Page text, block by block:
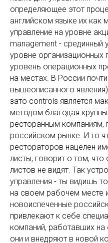
определяющее этот
английском языке их как
управление на уровне
management - срединный
уровне
уровень операционных
на местах. В России
вышеописанного
зато controls является
методом благодая
ресторанным компаниям,
российском рынке. И то
рестораторов нацелен
листы, говорит о том, что
листов не видят. Так
управления - ты видишь
на своем рабочем месте
новоиспеченные
привлекают к себе
компаний, работавших
они и внедряют в новой